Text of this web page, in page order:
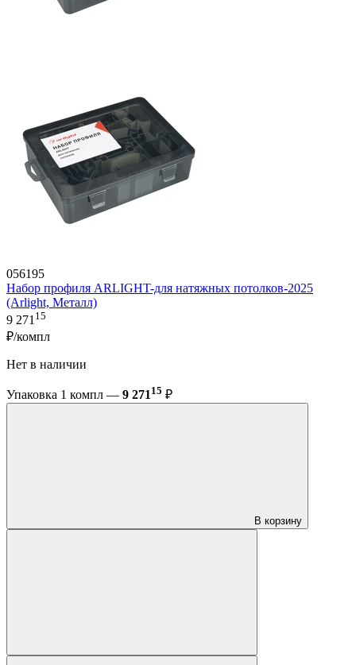
056195
Набор профиля ARLIGHT-для натяжных потолков-2025
(Arlight, Металл)
9 271 15
₽/компл
Нет в наличии
Упаковка 1 компл — 9 27115 ₽
В корзину